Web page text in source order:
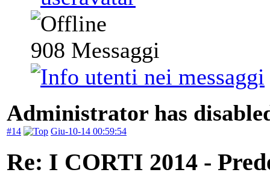
908 Messaggi
Administrator has
#14 Giu-10-14 00:59:54
Re: I CORTI 2014 -